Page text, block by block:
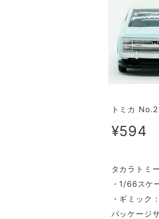
トミカ
¥594
タカラトミ
・1/66スケ
・ギミック
パッケージ